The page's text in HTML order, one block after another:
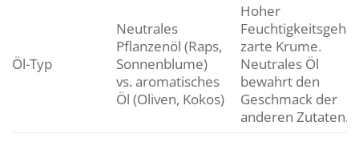
Öl-Typ
Neutrales
Pflanzenöl (Raps,
Sonnenblume)
vs. aromatisches
Öl (Oliven, Kokos)
Hoher
zarte Krume.
Neutrales Öl
bewahrt den
Geschmack der
anderen Zutaten.